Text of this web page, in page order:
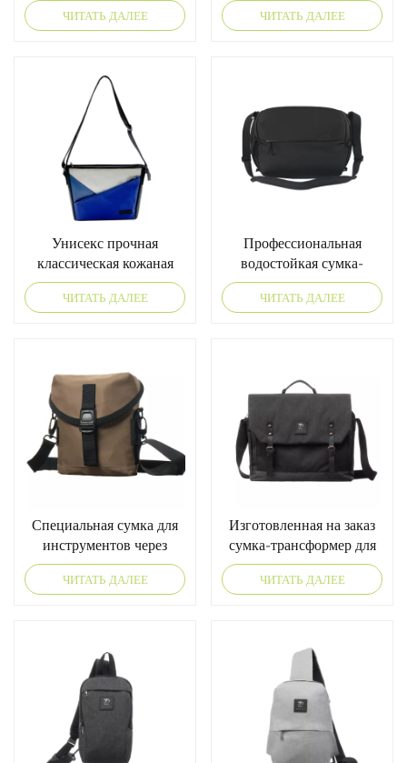
ЧИТАТЬ ДАЛЕЕ ЧИТАТЬ ДАЛЕЕ
Унисекс прочная
классическая кожаная
сумка-мессенджер
ЧИТАТЬ ДАЛЕЕ
Профессиональная
водостойкая сумка-
мессенджер для камеры
ЧИТАТЬ ДАЛЕЕ
Специальная сумка для
инструментов через
плечо с верхним
клапаном
ЧИТАТЬ ДАЛЕЕ
Изготовленная на заказ
сумка-трансформер для
компьютера
ЧИТАТЬ ДАЛЕЕ